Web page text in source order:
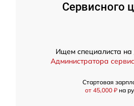
Сервисного
Ищем специалиста на
Администратора
Стартовая
от 45,000 ₽ на